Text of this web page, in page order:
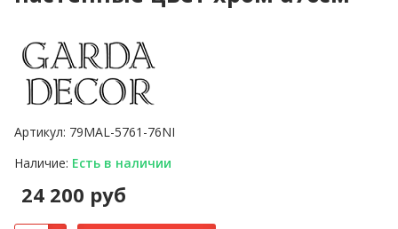
Артикул: 79MAL-5761-76NI
Наличие: Есть в наличии
24 200 руб